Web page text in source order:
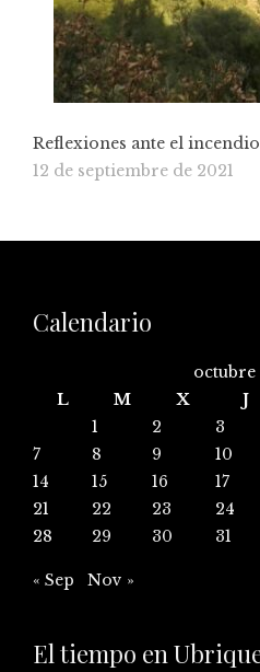
Reflexiones ante el
12 de septiembre de 2021
Calendario
octubre
L
M X J
1
2 3
7
8 9 10
14
15 16 17
21
22 23 24
28
29 30 31
« Sep Nov »
El tiempo en